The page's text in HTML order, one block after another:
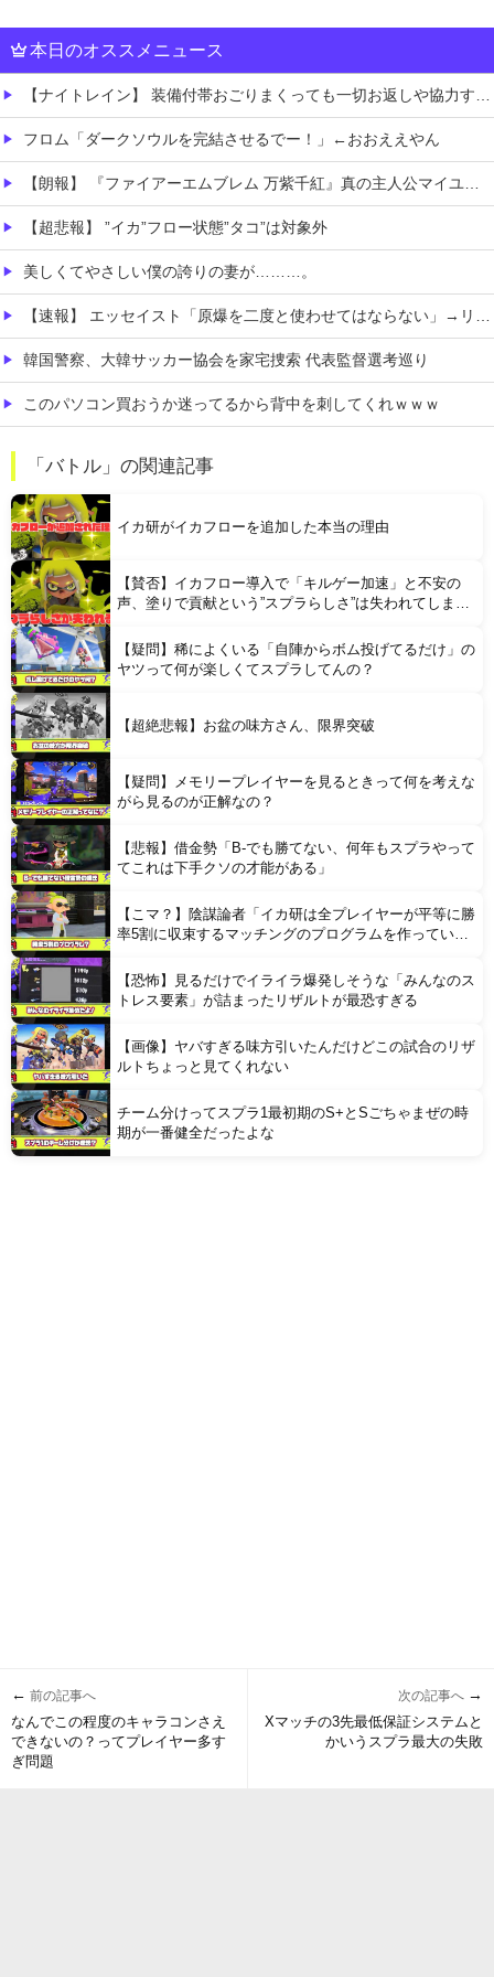
本日のオススメニュース
【ナイトレイン】 装備付帯おごりまくっても一切お返しや協力する気がないプレイヤーいるけど…
フロム「ダークソウルを完結させるでー！」←おおええやん
【朗報】 『ファイアーエムブレム 万紫千紅』真の主人公マイユニはキャラメイクが可能
【超悲報】 ”イカ”フロー状態”タコ”は対象外
美しくてやさしい僕の誇りの妻が………。
【速報】 エッセイスト「原爆を二度と使わせてはならない」→リプ「もちろん中国の核も非難する？」→即ブロック
韓国警察、大韓サッカー協会を家宅捜索 代表監督選考巡り
このパソコン買おうか迷ってるから背中を刺してくれｗｗｗ
移民ベトナム女達の宅飲み、レベチｗｗｗｗｗｗｗｗｗｗｗｗｗｗｗｗｗｗｗｗｗｗｗｗ
Powered by livedoor 相互RSS
「バトル」の関連記事
イカ研がイカフローを追加した本当の理由
【賛否】イカフロー導入で「キルゲー加速」と不安の
声、塗りで貢献という”スプラらしさ”は失われてしまう
【疑問】稀によくいる「自陣からボム投げてるだけ」の
ヤツって何が楽しくてスプラしてんの？
【超絶悲報】お盆の味方さん、限界突破
【疑問】メモリープレイヤーを見るときって何を考えな
がら見るのが正解なの？
【悲報】借金勢「B-でも勝てない、何年もスプラやって
てこれは下手クソの才能がある」
【こマ？】陰謀論者「イカ研は全プレイヤーが平等に勝
率5割に収束するマッチングのプログラムを作ってい
【恐怖】見るだけでイライラ爆発しそうな「みんなのス
トレス要素」が詰まったリザルトが最恐すぎる
【画像】ヤバすぎる味方引いたんだけどこの試合のリザ
ルトちょっと見てくれない
チーム分けってスプラ1最初期のS+とSごちゃまぜの時
期が一番健全だったよな
← 前の記事へ
なんでこの程度のキャラコンさえ
できないの？ってプレイヤー多す
ぎ問題
次の記事へ →
Xマッチの3先最低保証システムと
かいうスプラ最大の失敗